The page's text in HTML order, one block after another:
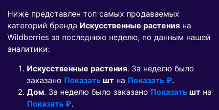
Ниже представлен топ самых продаваемых
категорий бренда Искусственные растения на
Wildberries за последнюю неделю, по данным нашей
аналитики:
Искусственные растения. За неделю было
заказано Показать шт на Показать ₽.
Дом. За неделю было заказано Показать шт на
Показать ₽.